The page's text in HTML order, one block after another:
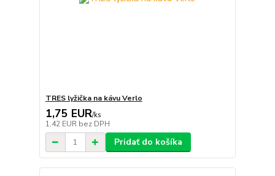
TRES lyžička na kávu Verlo
1,75 EUR/ks
1,42 EUR bez DPH
Pridať do košíka